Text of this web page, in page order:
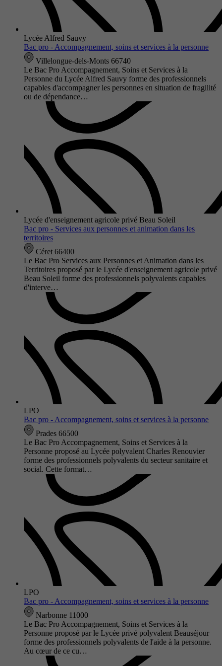
Lycée Alfred Sauvy
Bac pro - Accompagnement, soins et services à la personne
Villelongue-dels-Monts 66740
Le Bac Pro Accompagnement, Soins et Services à la
Personne du Lycée Alfred Sauvy forme des professionnels
capables d'accompagner les personnes en situation de fragilité
ou de dépendance…
Lycée d'enseignement agricole privé Beau Soleil
Bac pro - Services aux personnes et animation dans les
territoires
Céret 66400
Le Bac Pro Services aux Personnes et Animation dans les
Territoires proposé par le Lycée d'enseignement agricole privé
Beau Soleil forme des professionnels polyvalents capables
d'interve…
LPO
Bac pro - Accompagnement, soins et services à la personne
Prades 66500
Le Bac Pro Accompagnement, Soins et Services à la
Personne proposé au Lycée polyvalent Charles Renouvier
forme des professionnels polyvalents du secteur sanitaire et
social. Cette format…
LPO
Bac pro - Accompagnement, soins et services à la personne
Narbonne 11000
Le Bac Pro Accompagnement, Soins et Services à la
Personne proposé par le Lycée privé polyvalent Beauséjour
forme des professionnels polyvalents de l'aide à la personne.
Au cœur de ce cu…